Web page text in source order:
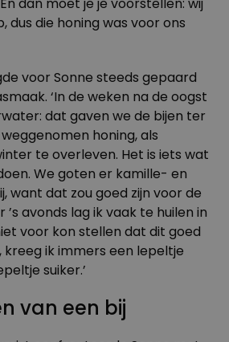
dus die honing was voor ons
voor Sonne steeds gepaard
‘In de weken na de oogst
dat gaven we de bijen ter
honing, als
te overleven. Het is iets wat
We goten er kamille- en
want dat zou goed zijn voor de
avonds lag ik vaak te huilen in
voor kon stellen dat dit goed
kreeg ik immers een lepeltje
suiker.’
van een bij